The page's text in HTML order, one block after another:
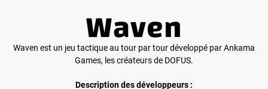
Waven
Waven est un jeu tactique au tour par tour développé par Ankama
Games, les créateurs de DOFUS.
Description des développeurs :